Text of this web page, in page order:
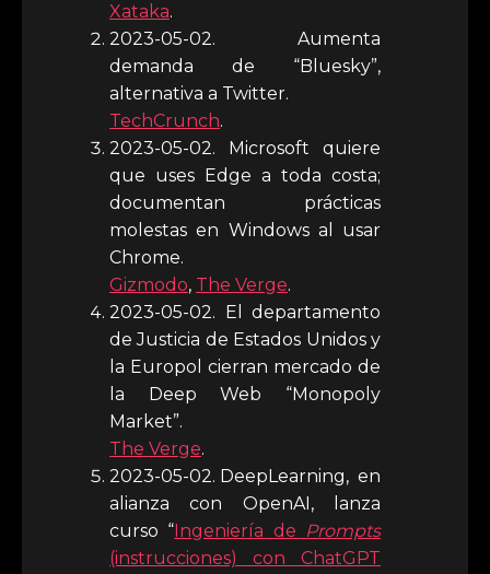
Xataka.
2023-05-02. Aumenta
demanda de “Bluesky”,
alternativa a Twitter.
TechCrunch.
2023-05-02. Microsoft quiere
que uses Edge a toda costa;
documentan prácticas
molestas en Windows al usar
Chrome.
Gizmodo, The Verge.
2023-05-02. El departamento
de Justicia de Estados Unidos y
la Europol cierran mercado de
la Deep Web “Monopoly
Market”.
The Verge.
2023-05-02. DeepLearning, en
alianza con OpenAI, lanza
curso “Ingeniería de Prompts
(instrucciones) con ChatGPT